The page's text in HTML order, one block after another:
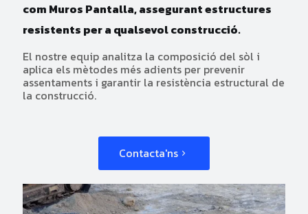
com Muros Pantalla, assegurant estructures
resistents per a qualsevol construcció.
El nostre equip analitza la composició del sòl i
aplica els mètodes més adients per prevenir
assentaments i garantir la resistència estructural de
la construcció.
Contacta'ns